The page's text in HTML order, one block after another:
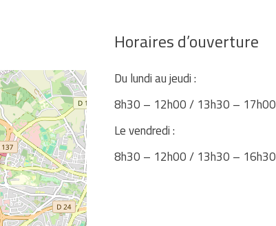
Horaires d’ouverture
Du lundi au jeudi :
8h30 – 12h00 / 13h30 – 17h00
Le vendredi :
8h30 – 12h00 / 13h30 – 16h30